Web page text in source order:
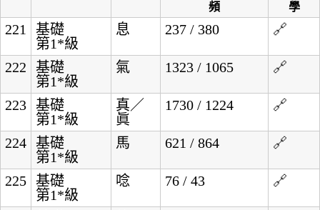
頻
學
221
基礎
第1*級
息 237 / 380 🔗
222
基礎
第1*級
氣 1323 / 1065 🔗
223
基礎
第1*級
真／
眞
1730 / 1224 🔗
224
基礎
第1*級
馬 621 / 864 🔗
225
基礎
第1*級
唸 76 / 43 🔗